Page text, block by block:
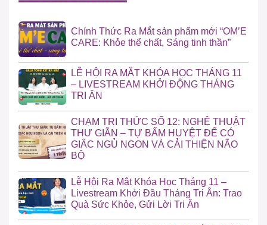
Chính Thức Ra Mắt sản phẩm mới “OM’E
CARE: Khỏe thể chất, Sáng tinh thần”
LỄ HỘI RA MẮT KHÓA HỌC THÁNG 11
– LIVESTREAM KHỞI ĐỘNG THÁNG
TRI ÂN
CHẠM TRI THỨC SỐ 12: NGHỆ THUẬT
THƯ GIÃN – TỰ BẤM HUYỆT ĐỂ CÓ
GIẤC NGỦ NGON VÀ CẢI THIỆN NÃO
BỘ
Lễ Hội Ra Mắt Khóa Học Tháng 11 –
Livestream Khởi Đầu Tháng Tri Ân: Trao
Quà Sức Khỏe, Gửi Lời Tri Ân